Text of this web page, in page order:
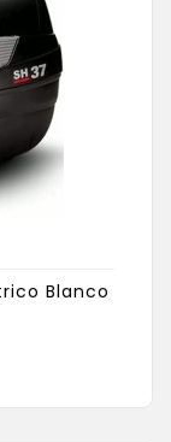
Blanco